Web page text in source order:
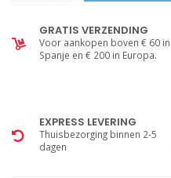
GRATIS VERZENDING
Voor aankopen boven € 60 in
Spanje en € 200 in Europa.
EXPRESS LEVERING
Thuisbezorging binnen 2-5
dagen